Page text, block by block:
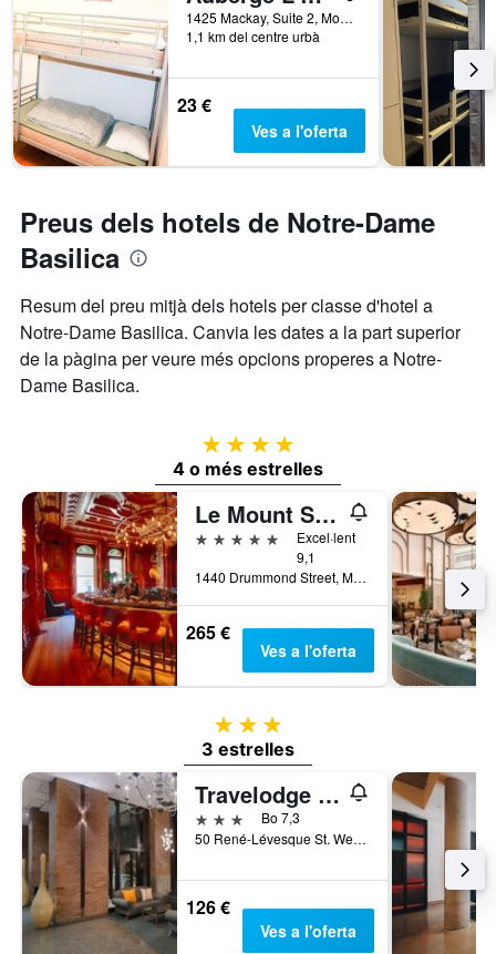
1425 Mackay, Suite 2, Mont-real, QC, Canadà
1,1 km del centre urbà
23 €
Ves a l'oferta
Preus dels hotels de Notre-Dame
Basilica
Resum del preu mitjà dels hotels per classe d'hotel a
Notre-Dame Basilica. Canvia les dates a la part superior
de la pàgina per veure més opcions properes a Notre-
Dame Basilica.
4 estrelles
4 o més estrelles
Le Mount Stephen
5 estrelles
Excel·lent
9,1
1440 Drummond Street, Mont-real, QC, Canadà
265 €
Ves a l'oferta
3 estrelles
3 estrelles
Travelodge Hotel by Wyndham Montreal Centre
3 estrellesBo 7,3
50 René-Lévesque St. West, Mont-real, QC, Canadà
126 €
Ves a l'oferta